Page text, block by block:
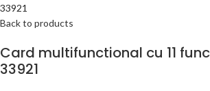
33921
Back to products
Card multifunctional cu 11
33921